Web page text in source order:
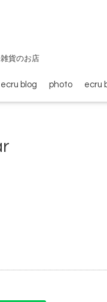
貨のお店
ecru blog photo ecru